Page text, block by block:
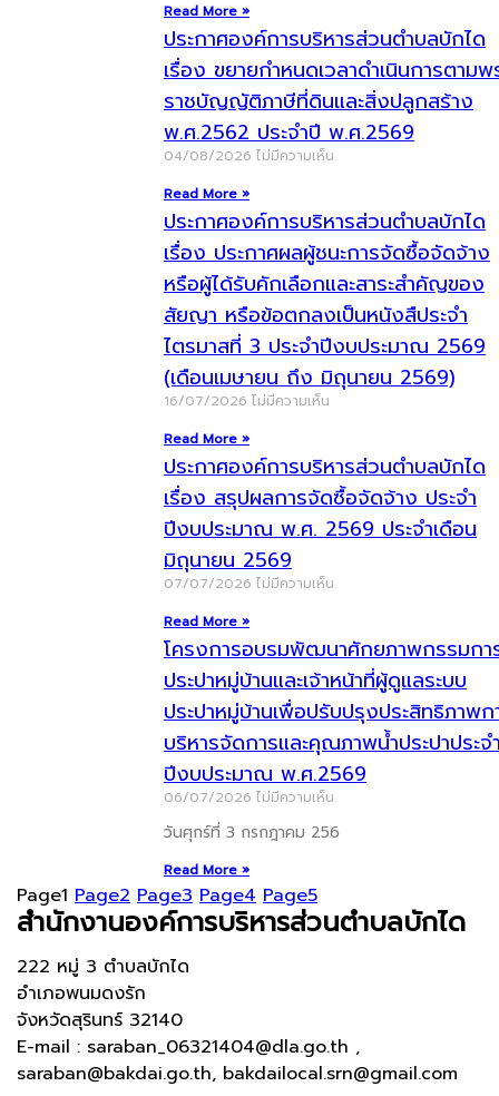
Read More »
ประกาศองค์การบริหารส่วนตำบลบักได
เรื่อง ขยายกำหนดเวลาดำเนินการตามพ
ราชบัญญัติภาษีที่ดินและสิ่งปลูกสร้าง
พ.ศ.2562 ประจำปี พ.ศ.2569
04/08/2026 ไม่มีความเห็น
Read More »
ประกาศองค์การบริหารส่วนตำบลบักได
เรื่อง ประกาศผลผู้ชนะการจัดซื้อจัดจ้าง
หรือผู้ได้รับคักเลือกและสาระสำคัญของ
สัยญา หรือข้อตกลงเป็นหนังสืประจำ
ไตรมาสที่ 3 ประจำปีงบประมาณ 2569
(เดือนเมษายน ถึง มิถุนายน 2569)
16/07/2026 ไม่มีความเห็น
Read More »
ประกาศองค์การบริหารส่วนตำบลบักได
เรื่อง สรุปผลการจัดซื้อจัดจ้าง ประจำ
ปีงบประมาณ พ.ศ. 2569 ประจำเดือน
มิถุนายน 2569
07/07/2026 ไม่มีความเห็น
Read More »
โครงการอบรมพัฒนาศักยภาพกรรมกา
ประปาหมู่บ้านและเจ้าหน้าที่ผู้ดูแลระบบ
ประปาหมู่บ้านเพื่อปรับปรุงประสิทธิภาพก
บริหารจัดการและคุณภาพน้ำประปาประจ
ปีงบประมาณ พ.ศ.2569
06/07/2026 ไม่มีความเห็น
วันศุกร์ที่ 3 กรกฎาคม 256
Read More »
Page1 Page2 Page3 Page4 Page5
สำนักงานองค์การบริหารส่วนตำบลบักได
222 หมู่ 3 ตำบลบักได
อำเภอพนมดงรัก
จังหวัดสุรินทร์ 32140
E-mail : saraban_06321404@dla.go.th ,
saraban@bakdai.go.th, bakdailocal.srn@gmail.com